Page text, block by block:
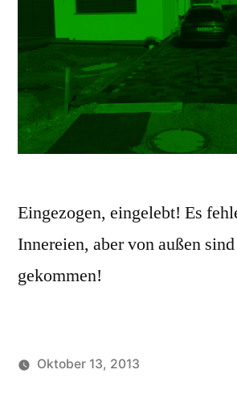
Eingezogen, eingelebt! Es
Innereien, aber von außen
gekommen!
Oktober 13, 2013